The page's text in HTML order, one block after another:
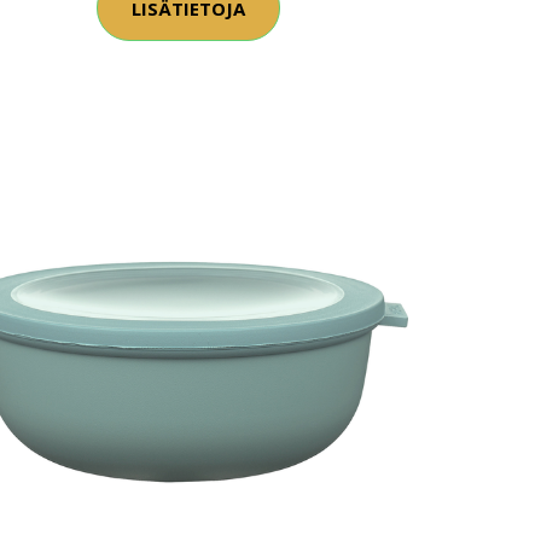
LISÄTIETOJA